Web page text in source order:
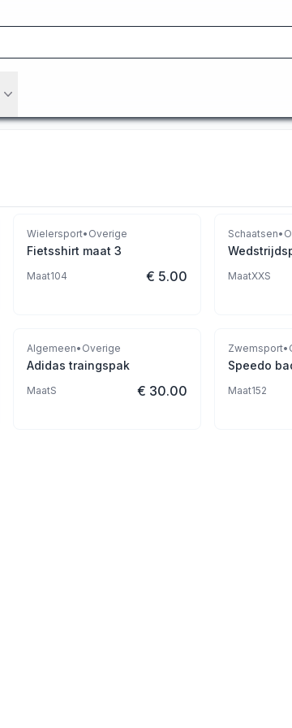
Wielersport• Overige
Fietsshirt maat 3
Maat104 € 5.00
Schaatsen•
MaatXXS
Algemeen• Overige
Adidas traingspak
MaatS € 30.00
Zwemsport•
Speedo
Maat152